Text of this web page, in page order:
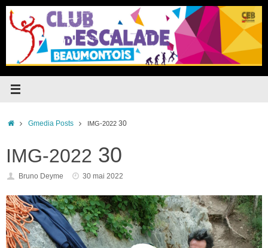
Passer
contenu
Accueil
Gmedia Posts IMG-202230
IMG-2022 30
Bruno Deyme 30 mai 2022